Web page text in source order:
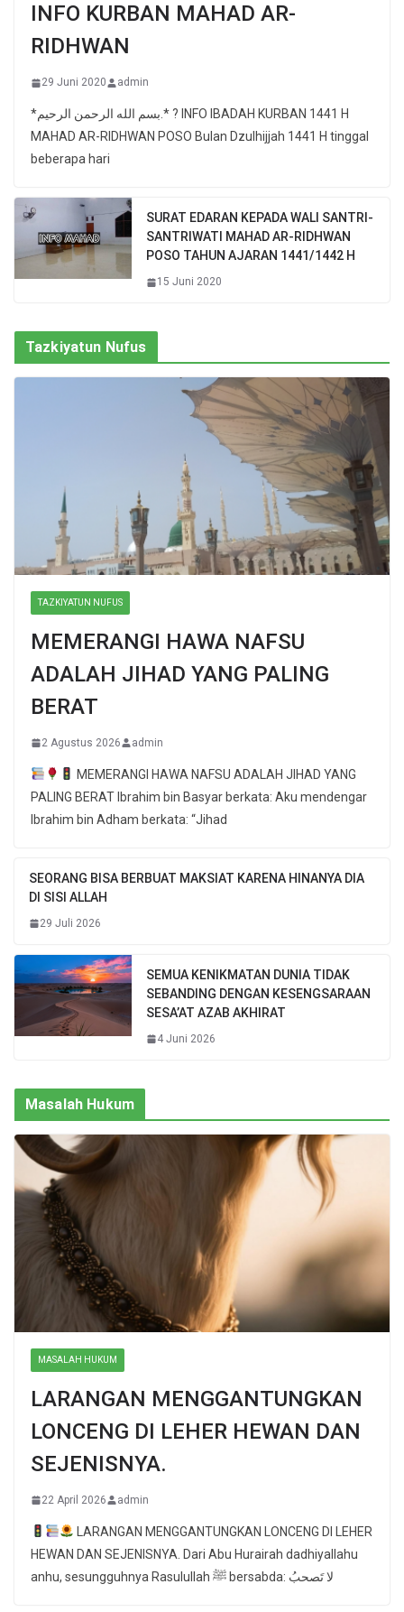
INFO KURBAN MAHAD AR-
RIDHWAN
29 Juni 2020 admin
*بسم الله الرحمن الرحيم.* ? INFO IBADAH KURBAN 1441 H
MAHAD AR-RIDHWAN POSO Bulan Dzulhijjah 1441 H tinggal
beberapa hari
SURAT EDARAN KEPADA WALI SANTRI-
SANTRIWATI MAHAD AR-RIDHWAN
POSO TAHUN AJARAN 1441/1442 H
15 Juni 2020
Tazkiyatun Nufus
TAZKIYATUN NUFUS
MEMERANGI HAWA NAFSU
ADALAH JIHAD YANG PALING
BERAT
2 Agustus 2026 admin
MEMERANGI HAWA NAFSU ADALAH JIHAD YANG
PALING BERAT Ibrahim bin Basyar berkata: Aku mendengar
Ibrahim bin Adham berkata: “Jihad
SEORANG BISA BERBUAT MAKSIAT KARENA HINANYA DIA
DI SISI ALLAH
29 Juli 2026
SEMUA KENIKMATAN DUNIA TIDAK
SEBANDING DENGAN KESENGSARAAN
SESA’AT AZAB AKHIRAT
4 Juni 2026
Masalah Hukum
MASALAH HUKUM
LARANGAN MENGGANTUNGKAN
LONCENG DI LEHER HEWAN DAN
SEJENISNYA.
22 April 2026 admin
LARANGAN MENGGANTUNGKAN LONCENG DI LEHER
HEWAN DAN SEJENISNYA. Dari Abu Hurairah dadhiyallahu
anhu, sesungguhnya Rasulullah ﷺ bersabda: لا تَصحبُ